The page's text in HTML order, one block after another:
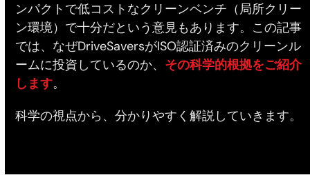
ンパクトで低コストなクリーンベンチ（局所クリー
ン環境）で十分だという意見もあります。この記事
では、なぜDriveSaversがISO認証済みのクリーンル
ームに投資しているのか、 その科学的根拠をご紹介
します。
科学の視点から、分かりやすく解説していきます。